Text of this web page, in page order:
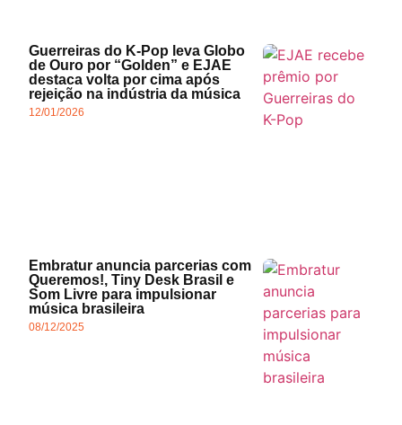
Guerreiras do K-Pop leva Globo
de Ouro por “Golden” e EJAE
destaca volta por cima após
rejeição na indústria da música
12/01/2026
Embratur anuncia parcerias com
Queremos!, Tiny Desk Brasil e
Som Livre para impulsionar
música brasileira
08/12/2025